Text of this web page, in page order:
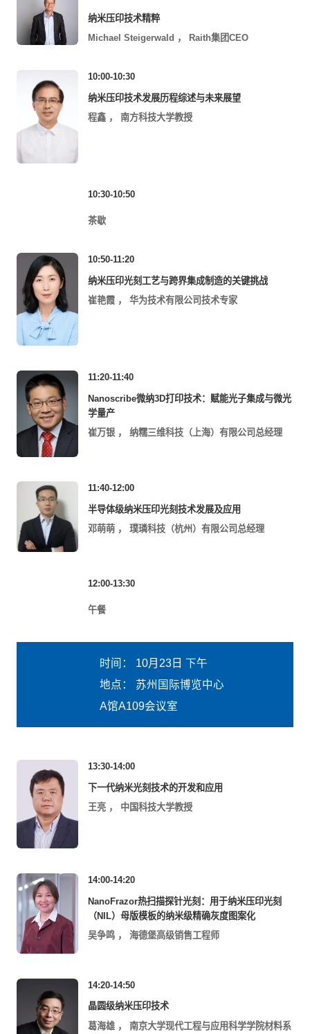
纳米压印技术精粹
Michael Steigerwald ， Raith集团CEO
10:00-10:30
纳米压印技术发展历程综述与未来展望
程鑫 ， 南方科技大学教授
10:30-10:50
茶歇
10:50-11:20
纳米压印光刻工艺与跨界集成制造的关键挑战
崔艳霞 ， 华为技术有限公司技术专家
11:20-11:40
Nanoscribe微纳3D打印技术：赋能光子集成与微光
学量产
崔万银 ， 纳糯三维科技（上海）有限公司总经理
11:40-12:00
半导体级纳米压印光刻技术发展及应用
邓萌萌 ， 璞璘科技（杭州）有限公司总经理
12:00-13:30
午餐
时间：
10月23日 下午
地点：
苏州国际博览中心
A馆A109会议室
13:30-14:00
下一代纳米光刻技术的开发和应用
王亮 ， 中国科技大学教授
14:00-14:20
NanoFrazor热扫描探针光刻：用于纳米压印光刻
（NIL）母版模板的纳米级精确灰度图案化
吴争鸣 ， 海德堡高级销售工程师
14:20-14:50
晶圆级纳米压印技术
葛海雄 ，
南京大学现代工程与应用科学学院材料系